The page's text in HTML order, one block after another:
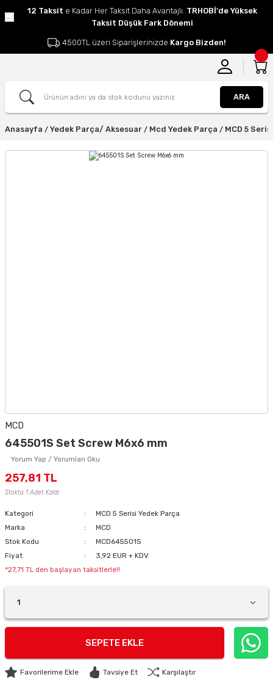
12 Taksit e Kadar Her Taksit Daha Avantajlı. TRHOBİ'de Yüksek
Taksit Düşük Fark Dönemi
4500TL üzeri Siparişlerinizde Kargo Bizden!
ARA
Anasayfa Yedek Parça/ Aksesuar Mcd Yedek Parça MCD 5
MCD
645501S Set Screw M6x6 mm
Yorum Yap / Yorumları Oku
257,81 TL
Stokta 1 Adet Kaldı
Kategori
MCD 5 Serisi Yedek Parça
Marka
MCD
Stok Kodu
MCD645501S
Fiyat
3,92 EUR + KDV
*27,71 TL den başlayan taksitlerle!!
SEPETE EKLE
Tavsiye Et Karşılaştır